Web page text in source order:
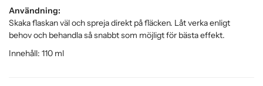
Användning:
Skaka flaskan väl och spreja direkt på fläcken. Låt verka enligt
behov och behandla så snabbt som möjligt för bästa effekt.
Innehåll: 110 ml